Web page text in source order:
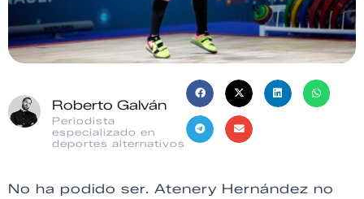
Roberto Galván
Periodista
especializado en
deportes alternativos
No ha podido ser. Atenery Hernández no